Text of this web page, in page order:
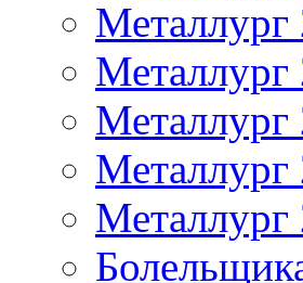
Металлург
Металлург
Металлург
Металлург
Металлург